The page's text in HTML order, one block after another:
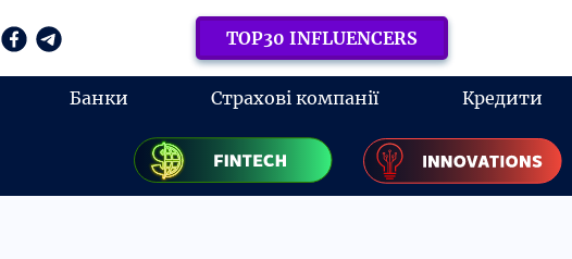
TOP30 INFLUENCERS
Банки Страхові компанії Кредити